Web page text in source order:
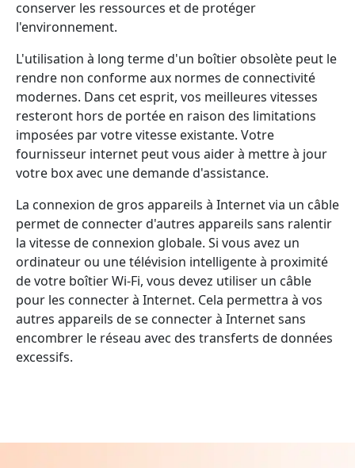
conserver les ressources et de protéger
l'environnement.
L'utilisation à long terme d'un boîtier obsolète peut le
rendre non conforme aux normes de connectivité
modernes. Dans cet esprit, vos meilleures vitesses
resteront hors de portée en raison des limitations
imposées par votre vitesse existante. Votre
fournisseur internet peut vous aider à mettre à jour
votre box avec une demande d'assistance.
La connexion de gros appareils à Internet via un câble
permet de connecter d'autres appareils sans ralentir
la vitesse de connexion globale. Si vous avez un
ordinateur ou une télévision intelligente à proximité
de votre boîtier Wi-Fi, vous devez utiliser un câble
pour les connecter à Internet. Cela permettra à vos
autres appareils de se connecter à Internet sans
encombrer le réseau avec des transferts de données
excessifs.